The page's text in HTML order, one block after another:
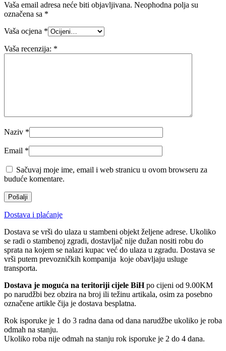
Vaša email adresa neće biti objavljivana. Neophodna polja su
označena sa *
Vaša ocjena *
Vaša recenzija: *
Naziv *
Email *
Sačuvaj moje ime, email i web stranicu u ovom browseru za
buduće komentare.
Dostava i plaćanje
Dostava se vrši do ulaza u stambeni objekt željene adrese. Ukoliko
se radi o stambenoj zgradi, dostavljač nije dužan nositi robu do
sprata na kojem se nalazi kupac već do ulaza u zgradu. Dostava se
vrši putem prevozničkih kompanija koje obavljaju usluge
transporta.
Dostava je moguća na teritoriji cijele BiHpo cijeni od 9.00KM
po narudžbi bez obzira na broj ili težinu artikala, osim za posebno
označene artikle čija je dostava besplatna.
Rok isporuke je 1 do 3 radna dana od dana narudžbe ukoliko je roba
odmah na stanju.
Ukoliko roba nije odmah na stanju rok isporuke je 2 do 4 dana.